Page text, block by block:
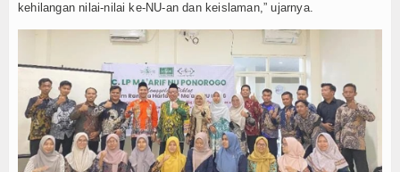
Novel
Cerita Pendek
Internasional
Olahraga
kehilangan nilai-nilai ke-NU-an dan keislaman,” ujarnya.